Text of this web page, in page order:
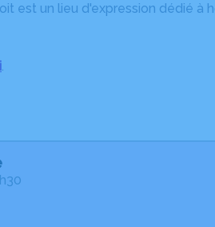
est un lieu d'expression dédié à
.